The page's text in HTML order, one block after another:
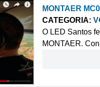
MONTAER
CATEGORIA:
O LED Santos
MONTAER.